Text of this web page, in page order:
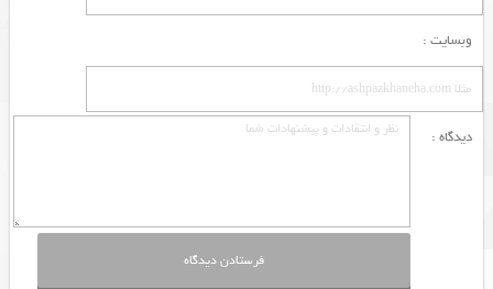
وبسایت :
دیدگاه :